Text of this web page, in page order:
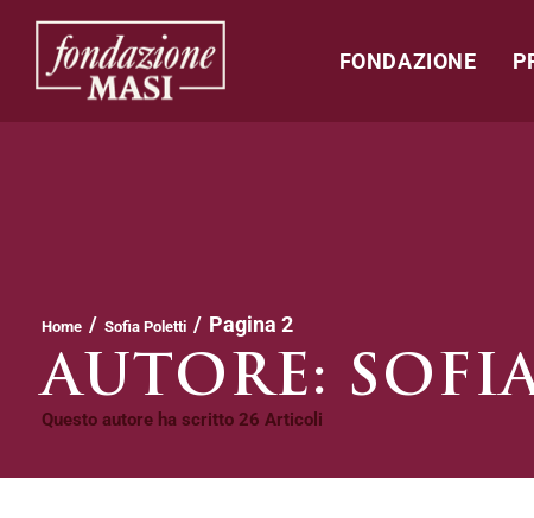
FONDAZIONE
Home / Sofia Poletti / Pagina 2
AUTORE:
Questo autore ha scritto 26 Articoli